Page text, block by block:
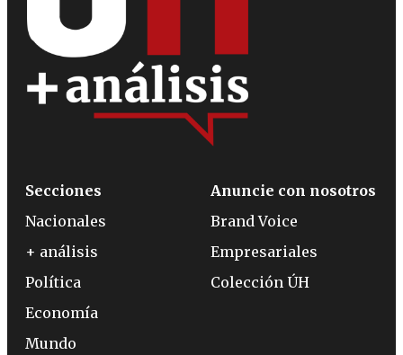
Secciones
Nacionales
+ análisis
Política
Economía
Mundo
Anuncie con nosotros
Brand Voice
Empresariales
Colección ÚH